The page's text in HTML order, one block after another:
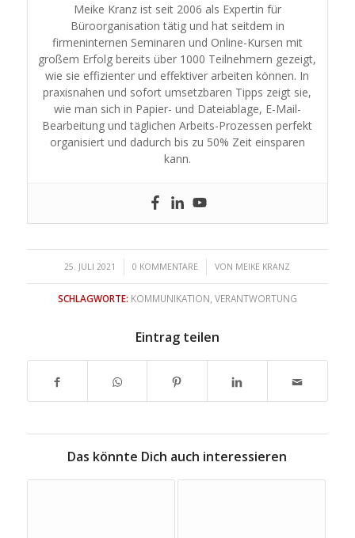
Meike Kranz ist seit 2006 als Expertin für
Büroorganisation tätig und hat seitdem in
firmeninternen Seminaren und Online-Kursen mit
großem Erfolg bereits über 1000 Teilnehmern gezeigt,
wie sie effizienter und effektiver arbeiten können. In
praxisnahen und sofort umsetzbaren Tipps zeigt sie,
wie man sich in Papier- und Dateiablage, E-Mail-
Bearbeitung und täglichen Arbeits-Prozessen perfekt
organisiert und dadurch bis zu 50% Zeit einsparen
kann.
25. JULI 2021
/ 0 KOMMENTARE
/ VON MEIKE KRANZ
SCHLAGWORTE: KOMMUNIKATION VERANTWORTUNG
Eintrag teilen
Das könnte Dich auch interessieren